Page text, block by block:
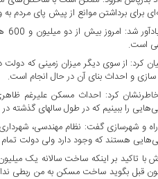
برای برداشتن موانع از پیش پای مردم به
است.
سازی و احداث بنای آن در حال انجام است.
کرد: احداث مسکن علیرغم
را ببینیم که در طول ‌سالهای گذشته
راه و شهرسازی گفت: نظام مهندسی،
هستند که وجود دارد ولی دولت تمام
با تاکید بر اینکه ساخت سالانه یک
قبل بگوید ساخت مسکن به من ربطی